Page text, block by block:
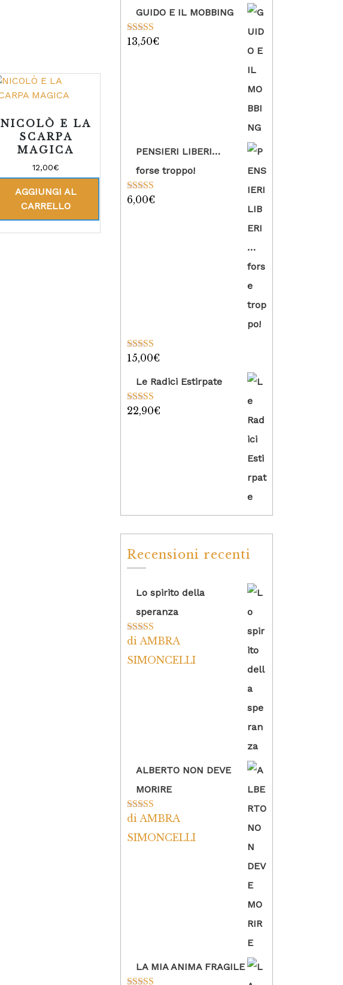
NICOLÒ E LA
SCARPA
MAGICA
12,00€
AGGIUNGI AL
CARRELLO
GUIDO E IL MOBBING
Valutato
13,50€
PENSIERI LIBERI…
forse troppo!
Valutato
6,00€
Valutato
15,00€
Le Radici Estirpate
Valutato
22,90€
Recensioni recenti
Lo spirito della
speranza
Valutato5su
di AMBRA
SIMONCELLI
ALBERTO NON DEVE
MORIRE
Valutato5su
di AMBRA
SIMONCELLI
LA MIA ANIMA FRAGILE